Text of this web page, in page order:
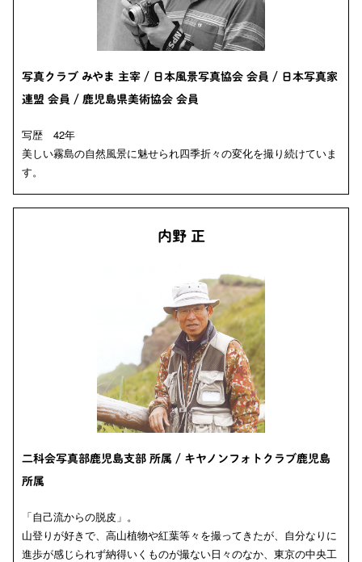
写真クラブ みやま 主宰 / 日本風景写真協会 会員 / 日本写真家
連盟 会員 / 鹿児島県美術協会 会員
写歴 42年
美しい霧島の自然風景に魅せられ四季折々の変化を撮り続けていま
す。
内野 正
二科会写真部鹿児島支部 所属 / キヤノンフォトクラブ鹿児島
所属
「自己流からの脱皮」。
山登りが好きで、高山植物や紅葉等々を撮ってきたが、自分なりに
進歩が感じられず納得いくものが撮ない日々のなか、東京の中央工